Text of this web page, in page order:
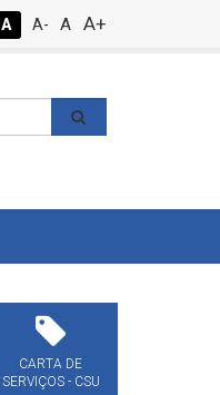
A A- A A+
CARTA DE
SERVIÇOS - CSU